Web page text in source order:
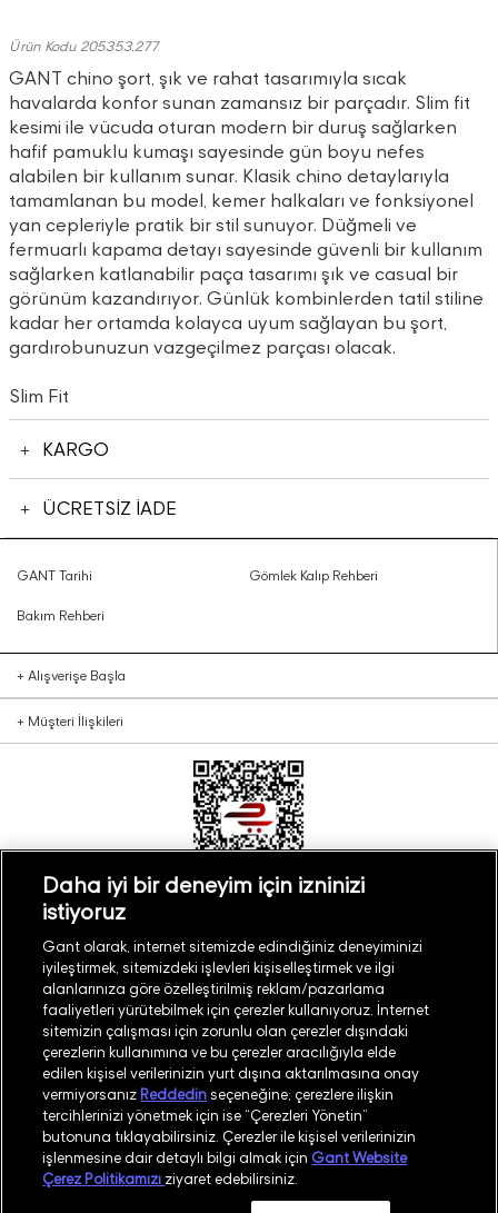
Ürün Kodu 205353.277
GANT chino şort, şık ve rahat tasarımıyla sıcak
havalarda konfor sunan zamansız bir parçadır. Slim fit
kesimi ile vücuda oturan modern bir duruş sağlarken
hafif pamuklu kumaşı sayesinde gün boyu nefes
alabilen bir kullanım sunar. Klasik chino detaylarıyla
tamamlanan bu model, kemer halkaları ve fonksiyonel
yan cepleriyle pratik bir stil sunuyor. Düğmeli ve
fermuarlı kapama detayı sayesinde güvenli bir kullanım
sağlarken katlanabilir paça tasarımı şık ve casual bir
görünüm kazandırıyor. Günlük kombinlerden tatil stiline
kadar her ortamda kolayca uyum sağlayan bu şort,
gardırobunuzun vazgeçilmez parçası olacak.
Slim Fit
KARGO
ÜCRETSİZ İADE
GANT Tarihi Gömlek Kalıp Rehberi
Bakım Rehberi
+ Alışverişe Başla
+ Müşteri İlişkileri
Türkiye Mağaza Bul
©2026GANT
İşlem Rehberi Site Haritası
Güvenlik Politikası Kullanım Koşulları
Whatsapp Aydınlatma Metni
Daha iyi bir deneyim için izninizi
istiyoruz
Gant olarak, internet sitemizde edindiğiniz deneyiminizi
iyileştirmek, sitemizdeki işlevleri kişiselleştirmek ve ilgi
alanlarınıza göre özelleştirilmiş reklam/pazarlama
faaliyetleri yürütebilmek için çerezler kullanıyoruz. İnternet
sitemizin çalışması için zorunlu olan çerezler dışındaki
çerezlerin kullanımına ve bu çerezler aracılığıyla elde
edilen kişisel verilerinizin yurt dışına aktarılmasına onay
vermiyorsanız Reddedin seçeneğine; çerezlere ilişkin
tercihlerinizi yönetmek için ise “Çerezleri Yönetin”
butonuna tıklayabilirsiniz. Çerezler ile kişisel verilerinizin
işlenmesine dair detaylı bilgi almak için Gant Website
Çerez Politikamızı ziyaret edebilirsiniz.